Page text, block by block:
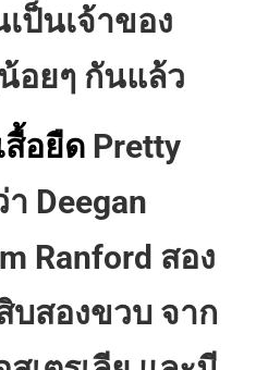
ป็นเจ้าของ
อยๆ กันแล้ว
สื้อยืด Pretty
Deegan
Ranford สอง
สองขวบ จาก